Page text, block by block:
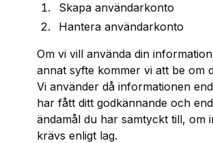
Skapa användarkonto
Hantera användarkonto
Om vi vill använda din
annat syfte kommer vi att be om
Vi använder då informationen
har fått ditt godkännande och
ändamål du har samtyckt till, om
krävs enligt lag.